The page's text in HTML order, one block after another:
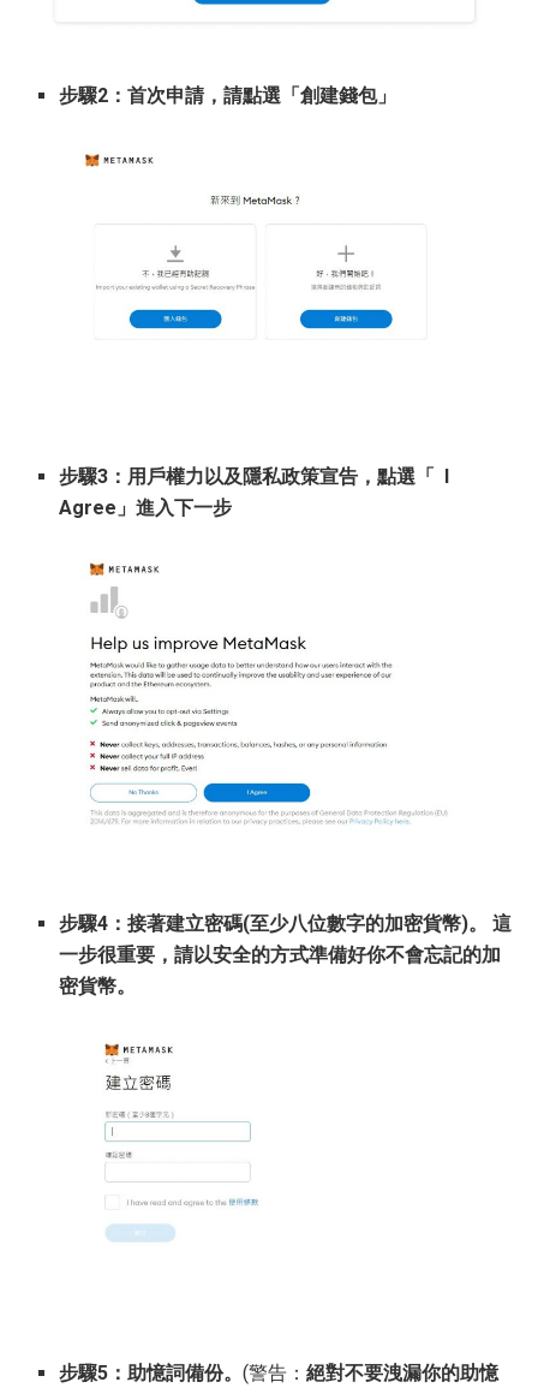
步驟2：首次申請，請點選「創建錢包」
步驟3：用戶權力以及隱私政策宣告，點選「 I
Agree」進入下一步
步驟4：接著建立密碼(至少八位數字的加密貨幣)。 這
一步很重要，請以安全的方式準備好你不會忘記的加
密貨幣。
步驟5：助憶詞備份。(警告：絕對不要洩漏你的助憶